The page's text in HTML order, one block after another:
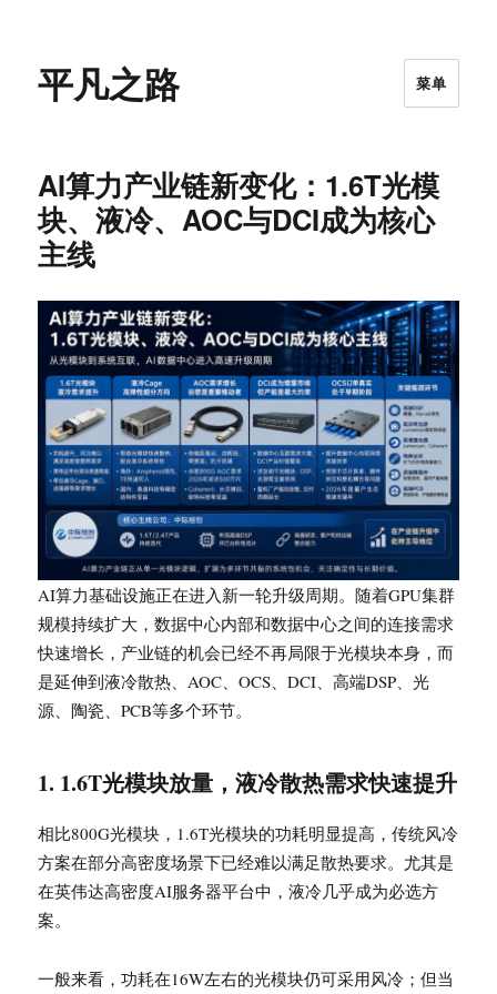
平凡之路 菜单
AI算力产业链新变化：1.6T光模
块、液冷、AOC与DCI成为核心
主线
AI算力基础设施正在进入新一轮升级周期。随着GPU集群
规模持续扩大，数据中心内部和数据中心之间的连接需求
快速增长，产业链的机会已经不再局限于光模块本身，而
是延伸到液冷散热、AOC、OCS、DCI、高端DSP、光
源、陶瓷、PCB等多个环节。
1. 1.6T光模块放量，液冷散热需求快速提升
相比800G光模块，1.6T光模块的功耗明显提高，传统风冷
方案在部分高密度场景下已经难以满足散热要求。尤其是
在英伟达高密度AI服务器平台中，液冷几乎成为必选方
案。
一般来看，功耗在16W左右的光模块仍可采用风冷；但当